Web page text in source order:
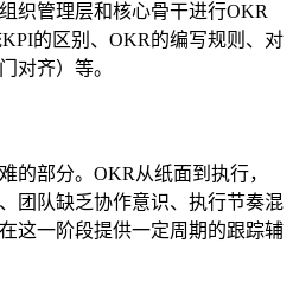
织管理层和核心骨干进行OKR
的区别、OKR的编写规则、对
对齐）等。
的部分。OKR从纸面到执行，
团队缺乏协作意识、执行节奏混
这一阶段提供一定周期的跟踪辅